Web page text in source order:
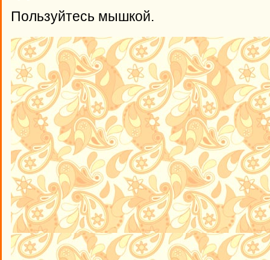
Пользуйтесь мышкой.